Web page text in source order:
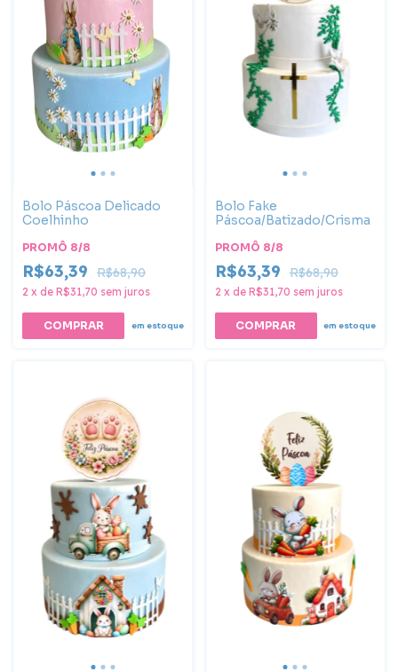
Bolo Páscoa Delicado
Coelhinho
PROMÔ 8/8
R$63,39 R$68,90
2 x de R$31,70 sem juros
em estoque
Bolo Fake
Páscoa/Batizado/Crisma
PROMÔ 8/8
R$63,39 R$68,90
2 x de R$31,70 sem juros
em estoque